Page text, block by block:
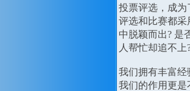
投票评选，成
评选和比赛都
中脱颖而出? 是
人帮忙却追不上
我们拥有丰富经
我们的作用更